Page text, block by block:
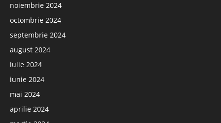
noiembrie 2024
octombrie 2024
septembrie 2024
august 2024
iulie 2024
iunie 2024
mai 2024
aprilie 2024